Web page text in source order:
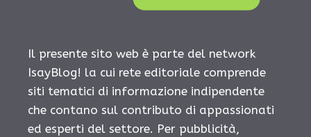
Il presente sito web è parte del network
IsayBlog! la cui rete editoriale comprende
siti tematici di informazione indipendente
che contano sul contributo di appassionati
ed esperti del settore. Per pubblicità,